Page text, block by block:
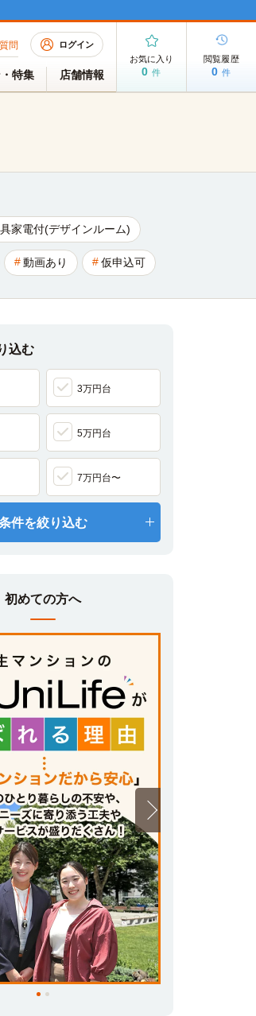
問 ログイン
特集 店舗情報
お気に入り
0 件
閲覧履歴
0 件
家電付(デザインルーム)
動画あり 仮申込可
込む
3万円台
5万円台
7万円台〜
件を絞り込む
初めての方へ